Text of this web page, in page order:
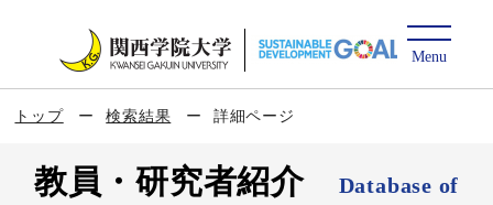
トップ 検索結果 詳細ページ
教員・研究者紹介
Database of